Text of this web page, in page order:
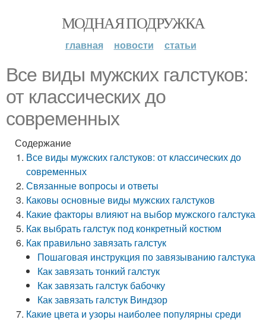
МОДНАЯ ПОДРУЖКА
главная новости статьи
Все виды мужских галстуков:
от классических до
современных
Содержание
Все виды мужских галстуков: от классических до
современных
Связанные вопросы и ответы
Каковы основные виды мужских галстуков
Какие факторы влияют на выбор мужского галстука
Как выбрать галстук под конкретный костюм
Как правильно завязать галстук
Пошаговая инструкция по завязыванию галстука
Как завязать тонкий галстук
Как завязать галстук бабочку
Как завязать галстук Виндзор
Какие цвета и узоры наиболее популярны среди